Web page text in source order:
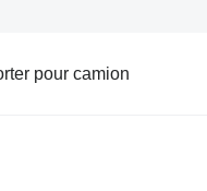
pour camion